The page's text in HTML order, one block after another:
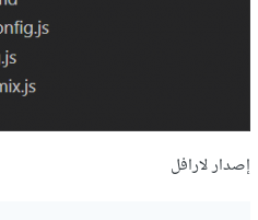
إصدار لارافل